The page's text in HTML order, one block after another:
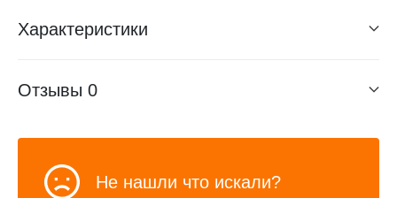
Характеристики
Отзывы 0
Не нашли что искали?